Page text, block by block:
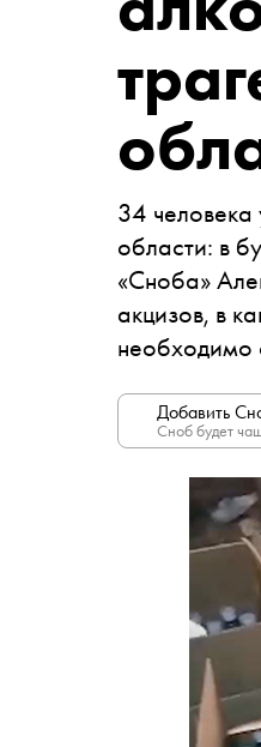
34
области: в
«Сноба»
акцизов, в
необходимо
Добавить
Сноб будет